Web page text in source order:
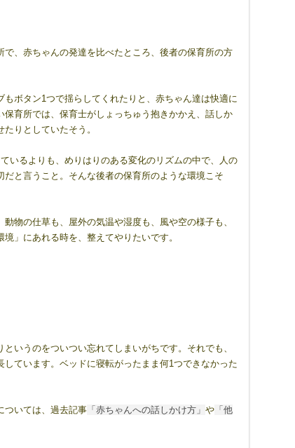
、赤ちゃんの発達を比べたところ、後者の保育所の方
ボタン1つで揺らしてくれたりと、赤ちゃん達は快適に
育所では、保育士がしょっちゅう抱きかかえ、話しか
りとしていたそう。
いるよりも、めりはりのある変化のリズムの中で、人の
と言うこと。そんな後者の保育所のような環境こそ
物の仕草も、屋外の気温や湿度も、風や空の様子も、
」にあれる時を、整えてやりたいです。
いうのをついつい忘れてしまいがちです。それでも、
ています。ベッドに寝転がったまま何1つできなかった
ついては、過去記事 「赤ちゃんへの話しかけ方」や 「他